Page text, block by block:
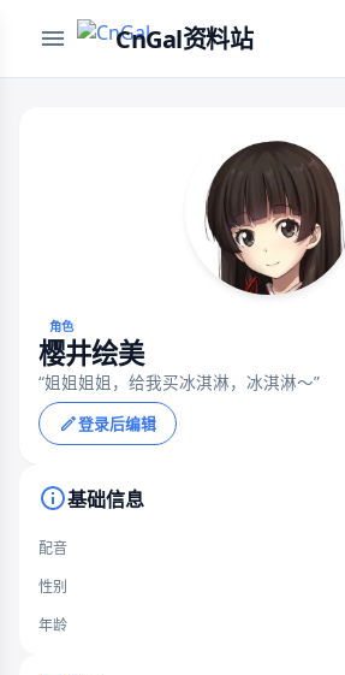
CnGal资料站
角色
樱井绘美
“姐姐姐姐，给我买冰淇淋，冰淇淋～”
登录后编辑
基础信息
配音
性别
年龄